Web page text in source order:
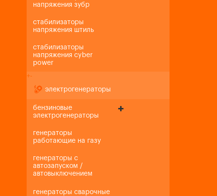
напряжения зубр
стабилизаторы
напряжения штиль
стабилизаторы
напряжения cyber
power
+-
электрогенераторы
бензиновые
электрогенераторы
генераторы
работающие на газу
генераторы с
автозапуском /
автовыключением
генераторы сварочные